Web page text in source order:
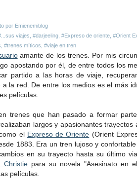
por Emienemiblog
viajes #darjeeling #Expreso de oriente #Orient
#trenes míticos #viaje en tren
amante de los trenes. Por mis
apostando por él, de entre todos los
partido a las horas de viaje,
a la red. De entre los medios es el más
películas.
trenes que han pasado a formar
largos y apasionantes
el Expreso de Oriente (Orient
1883. Era un tren lujoso y
en su trayecto hasta su último
Christie para su novela "Asesinato en
películas.